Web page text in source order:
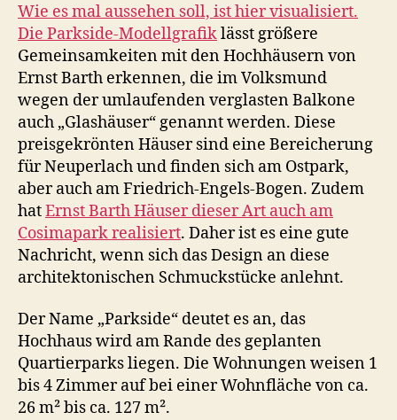
Wie es mal aussehen soll, ist hier visualisiert.
Die Parkside-Modellgrafiklässt größere
Gemeinsamkeiten mit den Hochhäusern von
Ernst Barth erkennen, die im Volksmund
wegen der umlaufenden verglasten Balkone
auch „Glashäuser“ genannt werden. Diese
preisgekrönten Häuser sind eine Bereicherung
für Neuperlach und finden sich am Ostpark,
aber auch am Friedrich-Engels-Bogen. Zudem
hatErnst Barth Häuser dieser Art auch am
Cosimapark realisiert. Daher ist es eine gute
Nachricht, wenn sich das Design an diese
architektonischen Schmuckstücke anlehnt.
Der Name „Parkside“ deutet es an, das
Hochhaus wird am Rande des geplanten
Quartierparks liegen. Die Wohnungen weisen 1
bis 4 Zimmer auf bei einer Wohnfläche von ca.
26 m² bis ca. 127 m².